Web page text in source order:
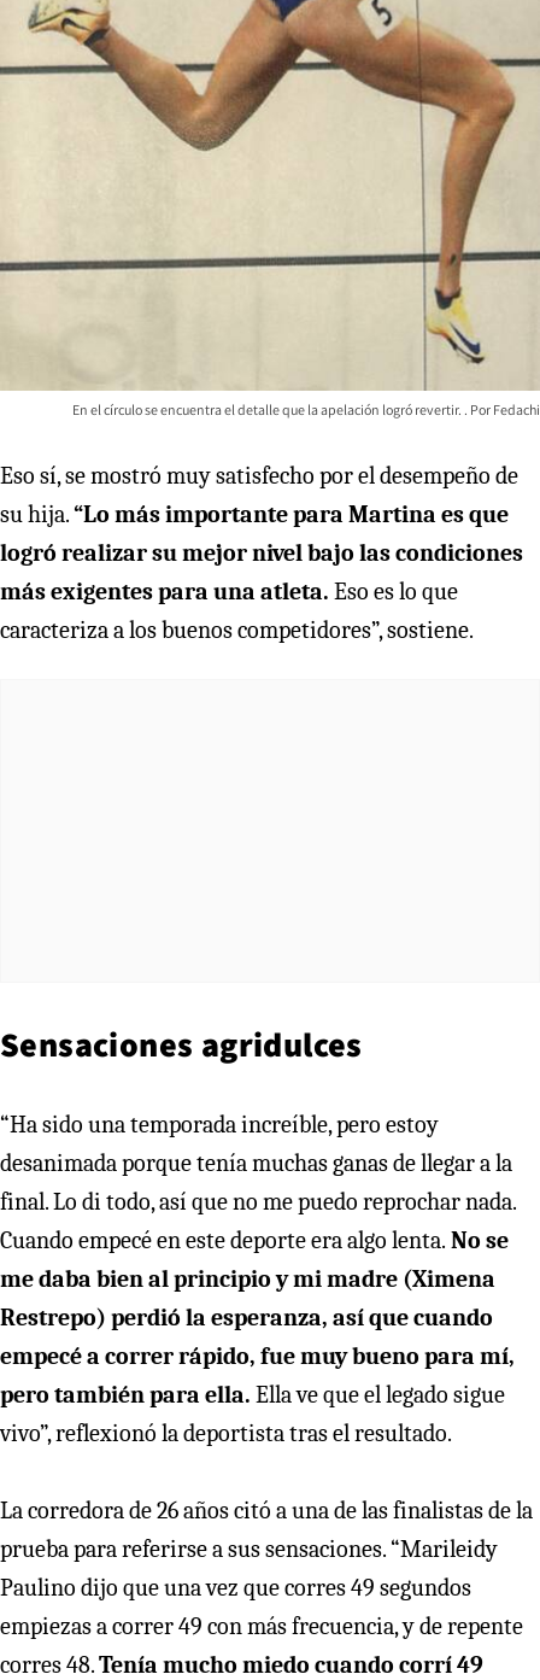
En el círculo se encuentra el detalle que la apelación logró revertir. Fedachi
Eso sí, se mostró muy satisfecho por el desempeño de
su hija.“Lo más importante para Martina es que
logró realizar su mejor nivel bajo las condiciones
más exigentes para una atleta. Eso es lo que
caracteriza a los buenos competidores”, sostiene.
Sensaciones agridulces
“Ha sido una temporada increíble, pero estoy
desanimada porque tenía muchas ganas de llegar a la
final. Lo di todo, así que no me puedo reprochar nada.
Cuando empecé en este deporte era algo lenta. No se
me daba bien al principio y mi madre (Ximena
Restrepo) perdió la esperanza, así que cuando
empecé a correr rápido, fue muy bueno para mí,
pero también para ella. Ella ve que el legado sigue
vivo”, reflexionó la deportista tras el resultado.
La corredora de 26 años citó a una de las finalistas de la
prueba para referirse a sus sensaciones. “Marileidy
Paulino dijo que una vez que corres 49 segundos
empiezas a correr 49 con más frecuencia, y de repente
corres 48.Tenía mucho miedo cuando corrí 49